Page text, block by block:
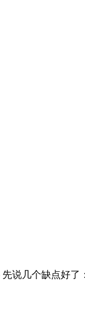
说几个缺点好了